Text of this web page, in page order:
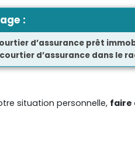
:
d’assurance prêt
d’assurance dans le
situation personnelle, faire